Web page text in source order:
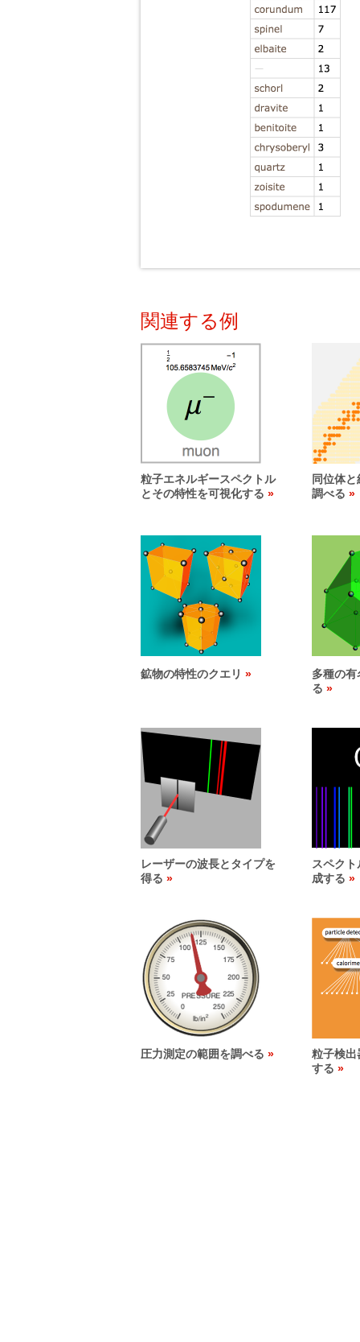
関連する例
粒子エネルギースペクトル
とその特性を可視化する
同位体
調べる
鉱物の特性のクエリ
多種の
る
レーザーの波長とタイプを
得る
スペク
成する
圧力測定の範囲を調べる
粒子検出
する